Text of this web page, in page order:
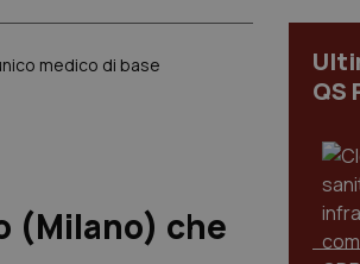
medico di base
(Milano) che
QS